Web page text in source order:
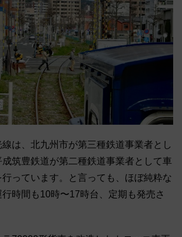
は、北九州市が第三種鉄道事業者とし
筑豊鉄道が第二種鉄道事業者として車
っています。と言っても、ほぼ純粋な
時間も10時〜17時台、定期も発売さ